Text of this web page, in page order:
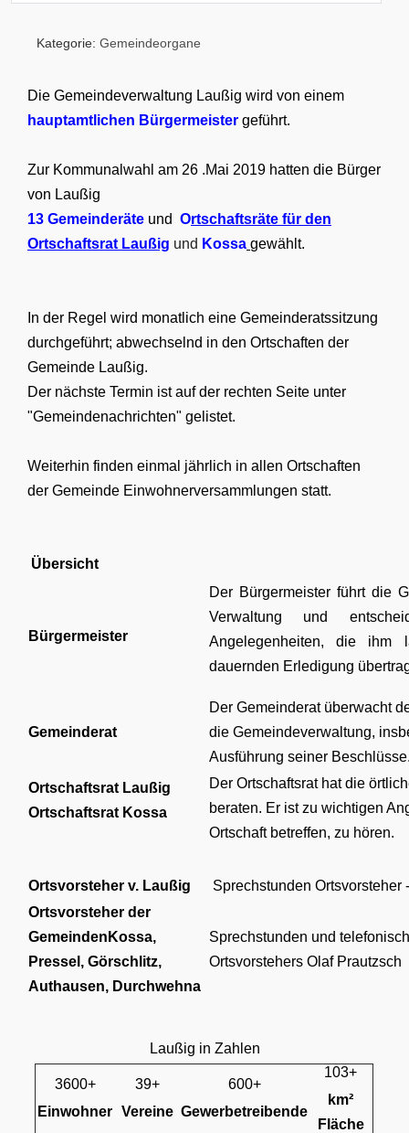
Kategorie: Gemeindeorgane
Die Gemeindeverwaltung Laußig wird von einem
hauptamtlichen Bürgermeister geführt.
Zur Kommunalwahl am 26 .Mai 2019 hatten die Bürger
von Laußig
13 Gemeinderäte und Ortschaftsräte für den
Ortschaftsrat Laußig und Kossa gewählt.
In der Regel wird monatlich eine Gemeinderatssitzung
durchgeführt; abwechselnd in den Ortschaften der
Gemeinde Laußig.
Der nächste Termin ist auf der rechten Seite unter
"Gemeindenachrichten" gelistet.
Weiterhin finden einmal jährlich in allen Ortschaften
der Gemeinde Einwohnerversammlungen statt.
Übersicht
Bürgermeister
Der Bürgermeister führt die
Verwaltung und
Angelegenheiten, die ihm
dauernden Erledigung
Gemeinderat
Der Gemeinderat überwacht
die Gemeindeverwaltung,
Ausführung seiner
Ortschaftsrat Laußig
Ortschaftsrat Kossa
Der Ortschaftsrat hat die
beraten. Er ist zu wichtigen
Ortschaft betreffen, zu hören.
Ortsvorsteher v. Laußig
Sprechstunden Ortsvorsteher
Ortsvorsteher der
GemeindenKossa,
Pressel, Görschlitz,
Authausen, Durchwehna
Sprechstunden und
Ortsvorstehers Olaf Prautzsch
Laußig in Zahlen
3600+
Einwohner
39+
Vereine
600+
Gewerbetreibende
103+
km²
Fläche